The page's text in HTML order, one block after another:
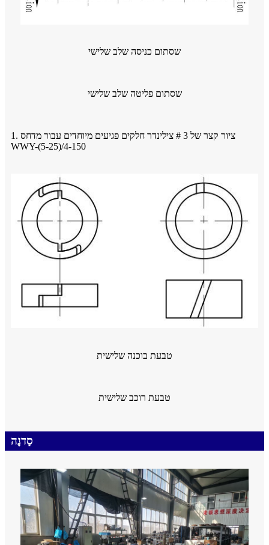
שסתום כניסה שלב שלישי
שסתום פליטה שלב שלישי
1. ציור קצר של 3 # צילינדר חלקים פגיעים מיוחדים עבור מדחס
WWY-(5-25)/4-150
טבעת בוכנה שלישית
טבעת רוכב שלישית
סַדנָה